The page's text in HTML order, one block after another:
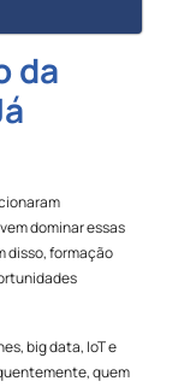
da
dominar essas
disso, formação
big data, IoT e
quem